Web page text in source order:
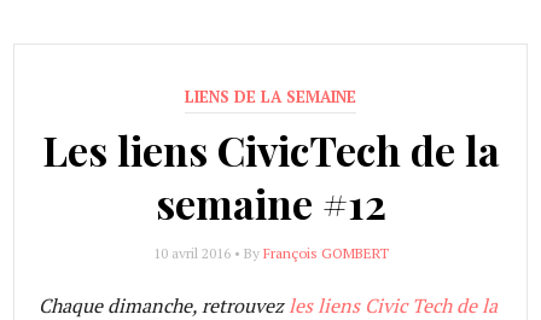
LIENS DE LA SEMAINE
Les liens CivicTech de la
semaine #12
10 avril 2016 • By François GOMBERT
Chaque dimanche, retrouvezles liens Civic Tech de la